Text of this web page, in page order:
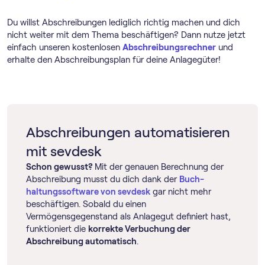
Du willst Abschreibungen lediglich richtig machen und dich
nicht weiter mit dem Thema beschäftigen? Dann nutze jetzt
einfach unseren kostenlosen Abschreibungs­rechner und
erhalte den Abschreibungsplan für deine Anlagegüter!
Abschreibungen automatisieren
mit sevdesk
Schon gewusst? Mit der genauen Berechnung der
Abschreibung musst du dich dank der Buch­
haltungs­software von sevdesk gar nicht mehr
beschäftigen. Sobald du einen
Vermögensgegenstand als Anlagegut definiert hast,
funktioniert die korrekte Verbuchung der
Abschreibung automatisch.